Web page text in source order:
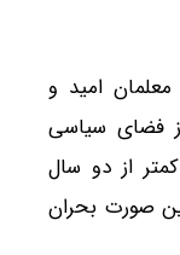
امید و
فضای سیاسی
از دو سال
صورت بحران